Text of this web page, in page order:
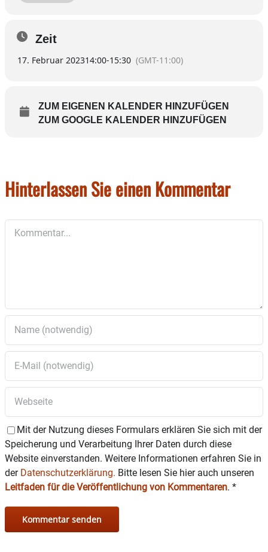
Zeit
17. Februar 202314:00-15:30 (GMT-11:00)
ZUM EIGENEN KALENDER HINZUFÜGEN
ZUM GOOGLE KALENDER HINZUFÜGEN
Hinterlassen Sie einen Kommentar
Mit der Nutzung dieses Formulars erklären Sie sich mit der
Speicherung und Verarbeitung Ihrer Daten durch diese
Website einverstanden. Weitere Informationen erfahren Sie in
der Datenschutzerklärung. Bitte lesen Sie hier auch unseren
Leitfaden für die Veröffentlichung von Kommentaren. *